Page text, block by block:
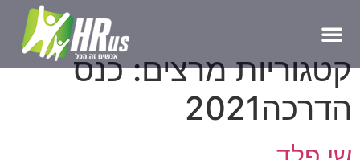
קטגוריות מרצים:כנס
הדרכה2021